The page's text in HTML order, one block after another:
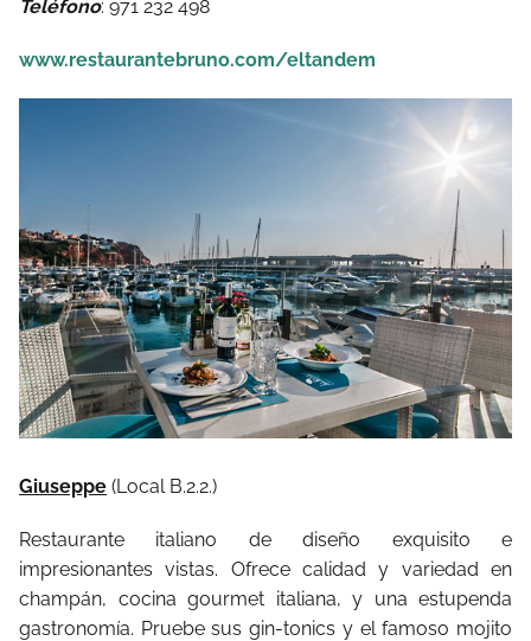
Teléfono: 971 232 498
www.restaurantebruno.com/eltandem
Giuseppe (Local B.2.2.)
Restaurante italiano de diseño exquisito e
impresionantes vistas. Ofrece calidad y variedad en
champán, cocina gourmet italiana, y una estupenda
gastronomía. Pruebe sus gin-tonics y el famoso mojito